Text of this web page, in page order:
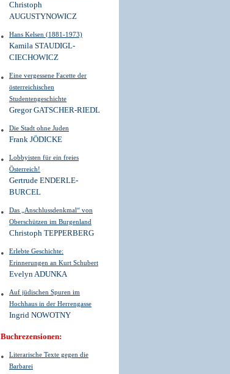
Christoph
AUGUSTYNOWICZ
Hans Kelsen (1881-1973)
Kamila STAUDIGL-
CIECHOWICZ
Eine vergessene Facette der
österreichischen
Studentengeschichte
Gregor GATSCHER-RIEDL
Die Stadt ohne Juden
Frank JÖDICKE
Lobbyisten für ein freies
Österreich!
Gertrude ENDERLE-
BURCEL
Das „Anschlussdenkmal“ von
Oberschützen im Burgenland
Christoph TEPPERBERG
Erlebte Geschichte:
Erinnerungen an Kurt Schubert
Evelyn ADUNKA
Auf jüdischen Spuren im
Hochhaus in der Herrengasse
Ingrid NOWOTNY
Buchrezensionen:
Literarische Texte gegen die
Barbarei